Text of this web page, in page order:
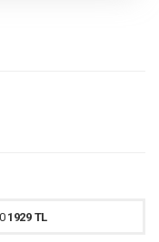
1929 TL